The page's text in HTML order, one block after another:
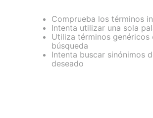
Comprueba los términos
Intenta utilizar una sola
Utiliza términos genéricos
búsqueda
Intenta buscar sinónimos
deseado